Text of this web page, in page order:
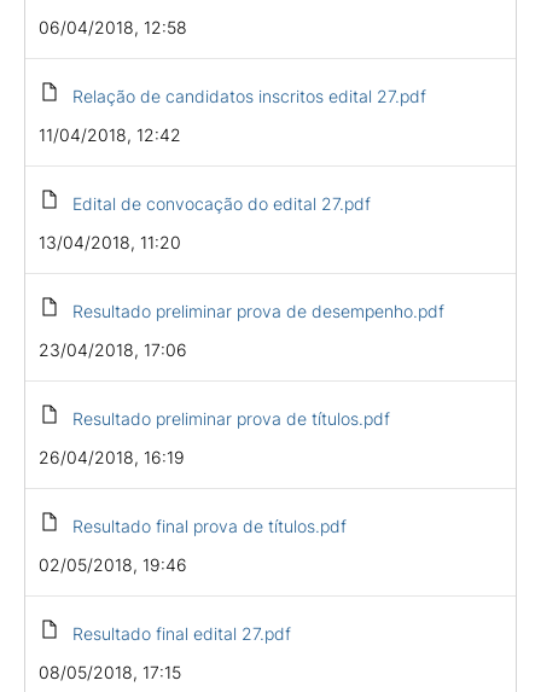
06/04/2018, 12:58
Relação de candidatos inscritos edital 27.pdf
11/04/2018, 12:42
Edital de convocação do edital 27.pdf
13/04/2018, 11:20
Resultado preliminar prova de desempenho.pdf
23/04/2018, 17:06
Resultado preliminar prova de títulos.pdf
26/04/2018, 16:19
Resultado final prova de títulos.pdf
02/05/2018, 19:46
Resultado final edital 27.pdf
08/05/2018, 17:15